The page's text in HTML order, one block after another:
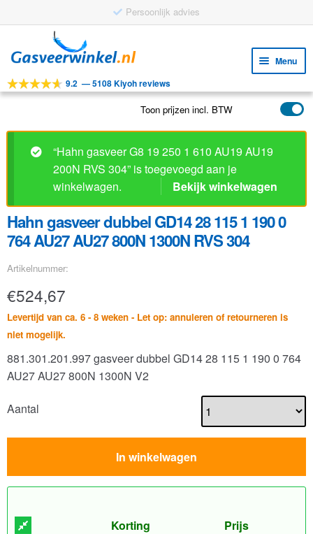
Persoonlijk advies
door
navigatie
naar
inhoud
Menu
Tools
Toepassingen
Klantenservice
9.2 —5108 Kiyoh reviews
Toon prijzen incl. BTW
“Hahn gasveer G8 19 250 1 610 AU19 AU19
200N RVS 304” is toegevoegd aan je
winkelwagen.
Bekijk winkelwagen
Hahn gasveer dubbel GD14 28 115 1 190 0
764 AU27 AU27 800N 1300N RVS 304
Artikelnummer:
€524,67
Levertijd van ca. 6 - 8 weken - Let op: annuleren of retourneren is
niet mogelijk.
881.301.201.997 gasveer dubbel GD14 28 115 1 190 0 764
AU27 AU27 800N 1300N V2
Aantal
In winkelwagen
Korting Prijs